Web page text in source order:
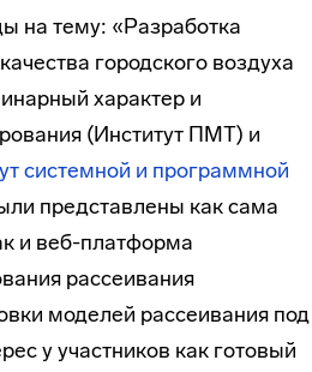
на тему: «Разработка
городского воздуха
характер и
(Институт ПМТ) и
системной и программной
представлены как сама
и веб-платформа
рассеивания
моделей рассеивания под
у участников как готовый